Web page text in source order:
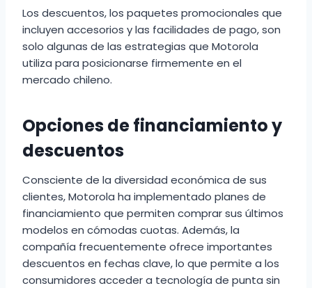
Los descuentos, los paquetes promocionales que
incluyen accesorios y las facilidades de pago, son
solo algunas de las estrategias que Motorola
utiliza para posicionarse firmemente en el
mercado chileno.
Opciones de financiamiento y
descuentos
Consciente de la diversidad económica de sus
clientes, Motorola ha implementado planes de
financiamiento que permiten comprar sus últimos
modelos en cómodas cuotas. Además, la
compañía frecuentemente ofrece importantes
descuentos en fechas clave, lo que permite a los
consumidores acceder a tecnología de punta sin